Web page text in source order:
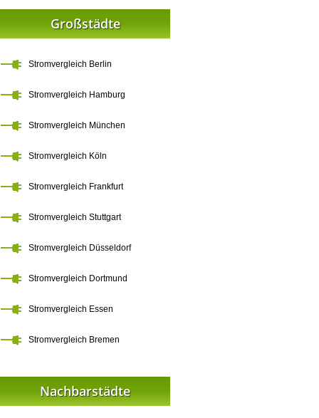
Großstädte
Stromvergleich Berlin
Stromvergleich Hamburg
Stromvergleich München
Stromvergleich Köln
Stromvergleich Frankfurt
Stromvergleich Stuttgart
Stromvergleich Düsseldorf
Stromvergleich Dortmund
Stromvergleich Essen
Stromvergleich Bremen
Nachbarstädte